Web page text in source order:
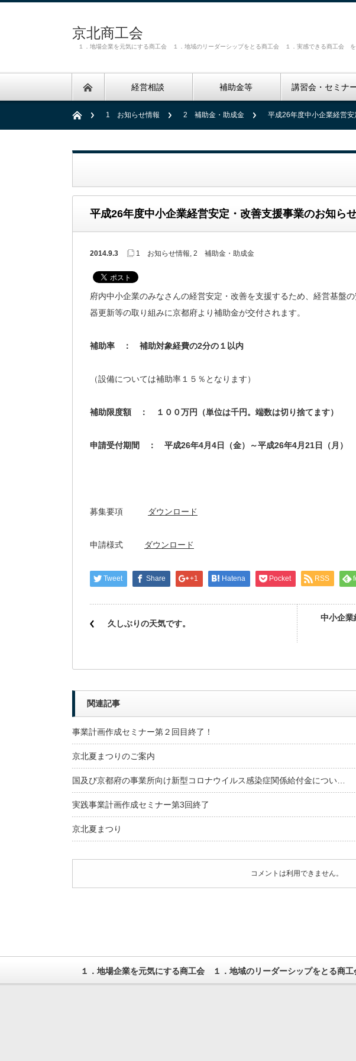
京北商工会
１．地場企業を元気にする商工会 １．地域のリーダーシップをとる商工会 １．実感できる商工会 を
経営相談 補助金等 講習会・セミナ
1 お知らせ情報 2 補助金・助成金 平成26年度中小企業経営
平成26年度中小企業経営安定・改善支援事業のお知ら
2014.9.3 1 お知らせ情報, 2 補助金・助成金
府内中小企業のみなさんの経営安定・改善を支援するため、経営基盤
器更新等の取り組みに京都府より補助金が交付されます。
補助率 ： 補助対象経費の2分の１以内
（設備については補助率１５％となります）
補助限度額 ： １００万円（単位は千円。端数は切り捨てます）
申請受付期間 ： 平成26年4月4日（金）～平成26年4月21日（月）
募集要項 ダウンロード
申請様式 ダウンロード
Tweet Share +1 Hatena Pocket RSS
久しぶりの天気です。
中小企業
関連記事
事業計画作成セミナー第２回目終了！
京北夏まつりのご案内
国及び京都府の事業所向け新型コロナウイルス感染症関係給付金につい…
実践事業計画作成セミナー第3回終了
京北夏まつり
コメントは利用できません。
１．地場企業を元気にする商工会 １．地域のリーダーシップをとる商